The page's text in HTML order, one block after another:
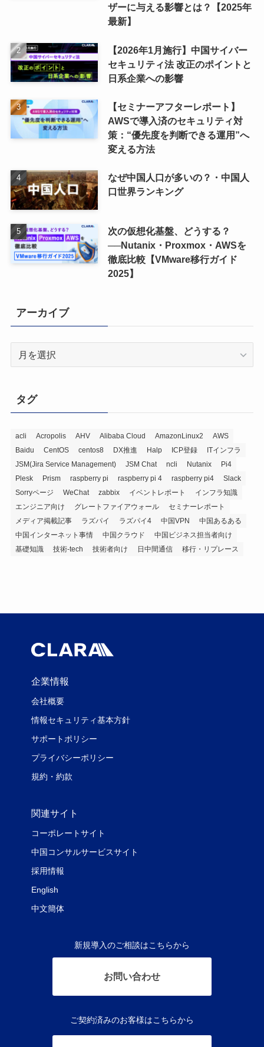
ザーに与える影響とは？【2025年
最新】
【2026年1月施行】中国サイバー
セキュリティ法 改正のポイントと
日系企業への影響
【セミナーアフターレポート】
AWSで導入済のセキュリティ対
策：“優先度を判断できる運用”へ
変える方法
なぜ中国人口が多いの？・中国人
口世界ランキング
次の仮想化基盤、どうする？
──Nutanix・Proxmox・AWSを
徹底比較【VMware移行ガイド
2025】
アーカイブ
ブ
タグ
acli Acropolis AHV Alibaba Cloud AmazonLinux2
AWS
Baidu
CentOS centos8 DX推進 Halp ICP登録
ITインフラ
JSM(Jira Service Management)
JSM Chat ncli Nutanix
Pi4
Plesk
Prism raspberry pi raspberry pi 4 raspberry pi4
Slack
Sorryページ
WeChat zabbix イベントレポート
インフラ知識
エンジニア向け
グレートファイアウォール
セミナーレポート
メディア掲載記事
ラズパイ ラズパイ4 中国VPN
中国あるある
中国インターネット事情
中国クラウド
中国ビジネス担当者向け
基礎知識
技術-tech 技術者向け 日中間通信 移行・リプレース
企業情報
会社概要
情報セキュリティ基本方針
サポートポリシー
プライバシーポリシー
規約・約款
関連サイト
コーポレートサイト
中国コンサルサービスサイト
採用情報
English
中文簡体
新規導入のご相談はこちらから
お問い合わせ
ご契約済みのお客様はこちらから